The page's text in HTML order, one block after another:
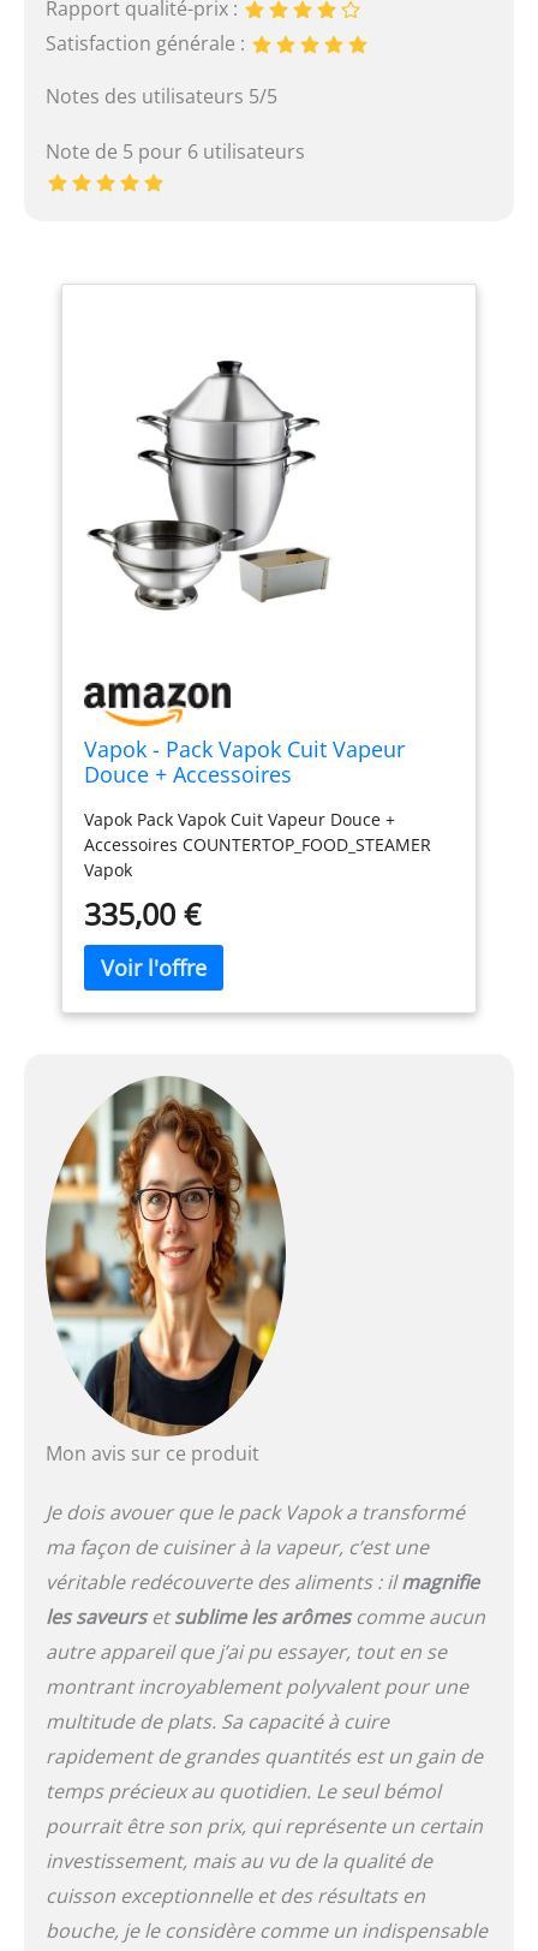
Rapport qualité-prix :
Satisfaction générale :
Notes des utilisateurs 5/5
Note de 5 pour 6 utilisateurs
Vapok - Pack Vapok Cuit Vapeur
Douce + Accessoires
Vapok Pack Vapok Cuit Vapeur Douce +
Accessoires COUNTERTOP_FOOD_STEAMER
Vapok
335,00 €
Mon avis sur ce produit
Je dois avouer que le pack Vapok a transformé
ma façon de cuisiner à la vapeur, c’est une
véritable redécouverte des aliments : ilmagnifie
les saveursetsublime les arômescomme aucun
autre appareil que j’ai pu essayer, tout en se
montrant incroyablement polyvalent pour une
multitude de plats. Sa capacité à cuire
rapidement de grandes quantités est un gain de
temps précieux au quotidien. Le seul bémol
pourrait être son prix, qui représente un certain
investissement, mais au vu de la qualité de
cuisson exceptionnelle et des résultats en
bouche, je le considère comme un indispensable